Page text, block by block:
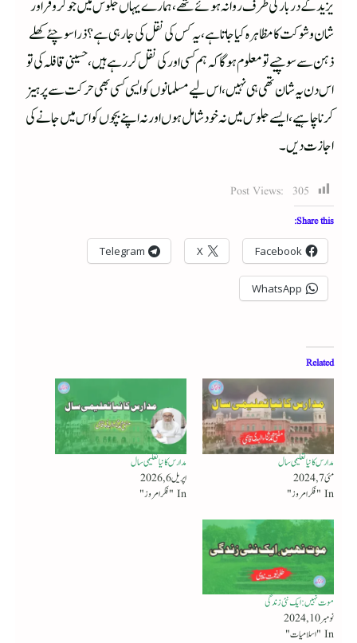
یزیدکے دربار کی طرف روانہ ہوئے تھے، ہمارے یہاں جلوس میں جو کروفراور
شان وشوکت کا مظاہرہ کیا جاتا ہے، یہ کس کی نقل کی جا رہی ہے؟ ذرا سوچئے کھلے
ذہن سے سوچیے تو معلوم ہوگا کہ ہم کسی اور کی نقل کر رہے ہیں، حسینی قافلہ کی تو
اس دن یہ شان تھی ہی نہیں، اس لیے مسلمانوں کو ایسی کسی بھی حرکت سے پر ہیز
کرنا چاہیے، ایسے جلوس میں نہ خود شامل ہوں اور نہ اپنے بچوں کو اس میں جانے کی
اجازت دیں۔
Post Views: 305
Share this:
Facebook
X
Telegram
WhatsApp
Related
مدارس کا نیا تعلیمی سال
مئی 7, 2024
In "فکر امروز"
مدارس کا نیا تعلیمی سال
اپریل 6, 2026
In "فکر امروز"
موت نہیں : ایک نئی زندگی
نومبر 10, 2024
In "اسلامیات"